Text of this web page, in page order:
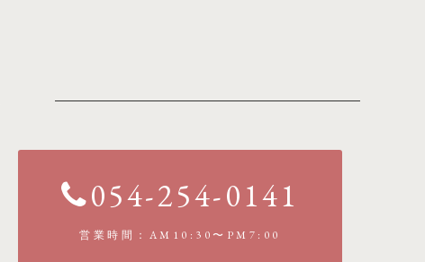
054-254-0141
営業時間：AM10:30〜PM7:00